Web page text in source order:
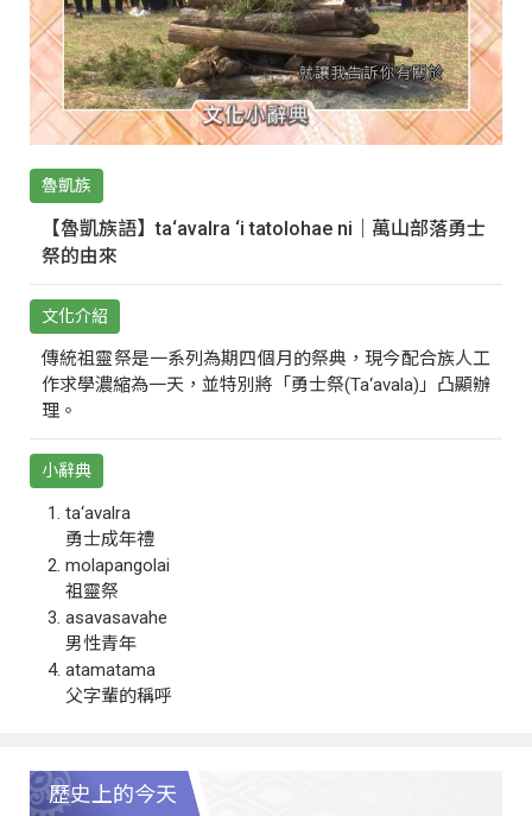
魯凱族
【魯凱族語】ta‘avalra ‘i tatolohae ni｜萬山部落勇士
祭的由來
文化介紹
傳統祖靈祭是一系列為期四個月的祭典，現今配合族人工
作求學濃縮為一天，並特別將「勇士祭(Ta‘avala)」凸顯辦
理。
小辭典
ta‘avalra
勇士成年禮
molapangolai
祖靈祭
asavasavahe
男性青年
atamatama
父字輩的稱呼
歷史上的今天